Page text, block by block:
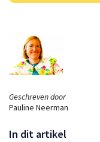
Geschreven door
Pauline Neerman
In dit artikel